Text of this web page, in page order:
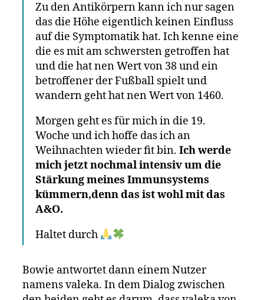
Zu den Antikörpern kann ich nur sagen
das die Höhe eigentlich keinen Einfluss
auf die Symptomatik hat. Ich kenne eine
die es mit am schwersten getroffen hat
und die hat nen Wert von 38 und ein
betroffener der Fußball spielt und
wandern geht hat nen Wert von 1460.
Morgen geht es für mich in die 19.
Woche und ich hoffe das ich an
Weihnachten wieder fit bin. Ich werde
mich jetzt nochmal intensiv um die
Stärkung meines Immunsystems
kümmern,denn das ist wohl mit das
A&O.
Haltet durch
Bowie antwortet dann einem Nutzer
namens valeka. In dem Dialog zwischen